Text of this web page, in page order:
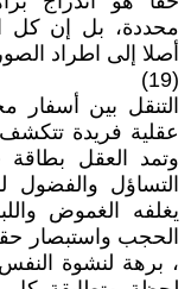
محددة، بل إن كل
أصلا إلى اطراد
(19)
التنقل بين أسفار
عقلية فريدة تتكشف
وتمد العقل
التساؤل
يغلفه الغموض
الحجب واستبصار
، برهة لنشوة